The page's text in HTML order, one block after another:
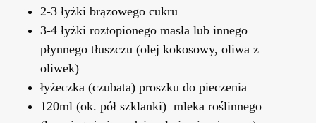
2-3 łyżki brązowego cukru
3-4 łyżki roztopionego masła lub innego
płynnego tłuszczu (olej kokosowy, oliwa z
oliwek)
łyżeczka (czubata) proszku do pieczenia
120ml (ok. pół szklanki) mleka roślinnego